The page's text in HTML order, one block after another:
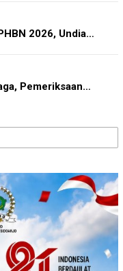
2026, Undia…
Pemeriksaan…